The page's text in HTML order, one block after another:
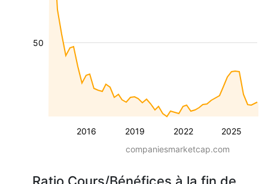
2016 2019 2022 2025
50
companiesmarketcap.com